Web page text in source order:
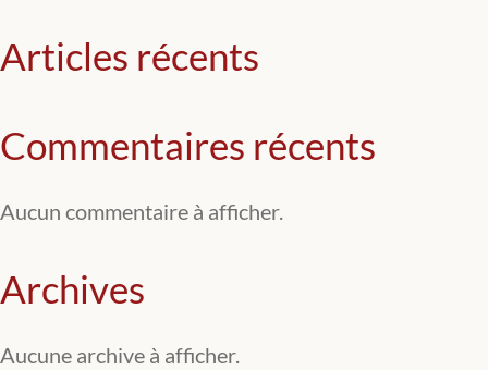
Articles récents
Commentaires récents
Aucun commentaire à afficher.
Archives
Aucune archive à afficher.